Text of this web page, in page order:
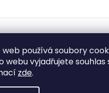
web používá soubory
webu vyjadřujete souhlas
zde.
vyhrazena.
je prodávající povinen